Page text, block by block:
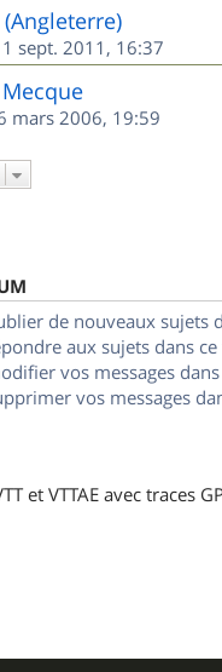
sept. 2011, 16:37
Mecque
mars 2006, 19:59
de nouveaux sujets
aux sujets dans
vos messages
vos messages
et VTTAE avec traces